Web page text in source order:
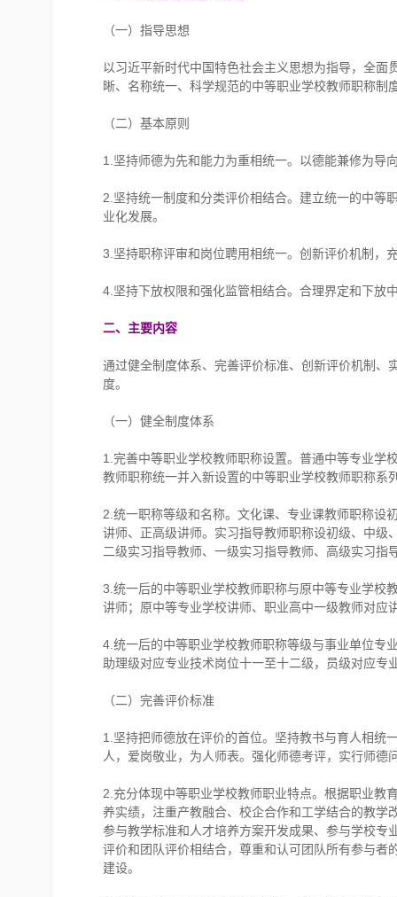
（一）指导思想
以习近平新时代中国特色社会主义思想为指导，全
晰、名称统一、科学规范的中等职业学校教师职称
（二）基本原则
1.坚持师德为先和能力为重相统一。以德能兼修为导
2.坚持统一制度和分类评价相结合。建立统一的中等
业化发展。
3.坚持职称评审和岗位聘用相统一。创新评价机制，
4.坚持下放权限和强化监管相结合。合理界定和下放
二、主要内容
通过健全制度体系、完善评价标准、创新评价机制
度。
（一）健全制度体系
1.完善中等职业学校教师职称设置。普通中等专业学
教师职称统一并入新设置的中等职业学校教师职称系
2.统一职称等级和名称。文化课、专业课教师职称设
讲师、正高级讲师。实习指导教师职称设初级、中
二级实习指导教师、一级实习指导教师、高级实习指
3.统一后的中等职业学校教师职称与原中等专业学校
讲师；原中等专业学校讲师、职业高中一级教师对
4.统一后的中等职业学校教师职称等级与事业单位专
助理级对应专业技术岗位十一至十二级，员级对应专
（二）完善评价标准
1.坚持把师德放在评价的首位。坚持教书与育人相统
人，爱岗敬业，为人师表。强化师德考评，实行师德
2.充分体现中等职业学校教师职业特点。根据职业教
养实绩，注重产教融合、校企合作和工学结合的教
参与教学标准和人才培养方案开发成果、参与学校
评价和团队评价相结合，尊重和认可团队所有参与
建设。